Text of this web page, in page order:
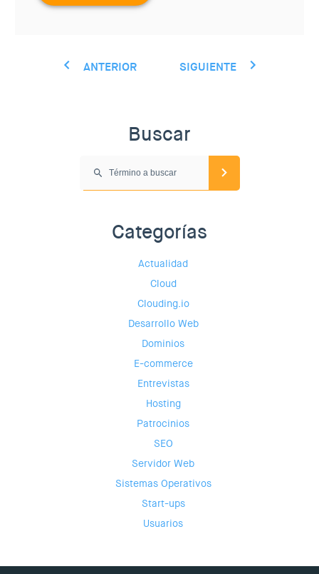
ANTERIOR SIGUIENTE
Buscar
Categorías
Actualidad
Cloud
Clouding.io
Desarrollo Web
Dominios
E-commerce
Entrevistas
Hosting
Patrocinios
SEO
Servidor Web
Sistemas Operativos
Start-ups
Usuarios